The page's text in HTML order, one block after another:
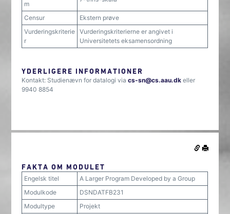
m
Censur
Ekstern prøve
Vurderingskriterie
r
Vurderingskriterierne er angivet i
Universitetets eksamensordning
YDERLIGERE INFORMATIONER
Kontakt: Studienævn for datalogi viacs-sn@cs.aau.dk eller
9940 8854
FAKTA OM MODULET
Engelsk titel
A Larger Program Developed by a Group
Modulkode
DSNDATFB231
Modultype
Projekt